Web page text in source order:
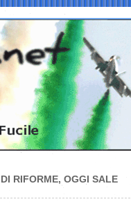
RIFORME, OGGI SALE